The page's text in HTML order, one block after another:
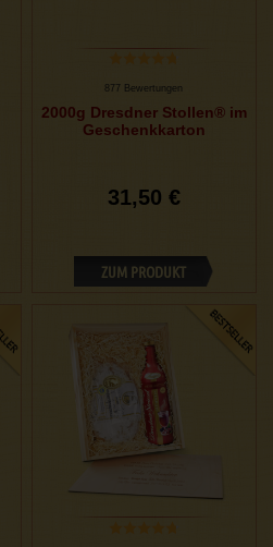
877 Bewertungen
2000g Dresdner Stollen® im
Geschenkkarton
31,50 €
ZUM PRODUKT